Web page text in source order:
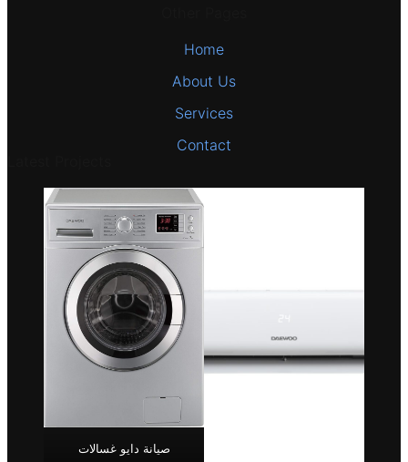
Home
About Us
Services
Contact
صيانة دايو غسالات